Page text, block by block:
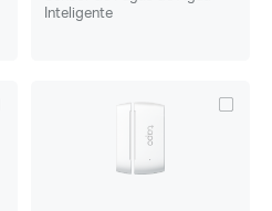
Inteligente